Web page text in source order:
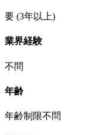
要 (3年以上)
業界経験
不問
年齢
年齢制限不問